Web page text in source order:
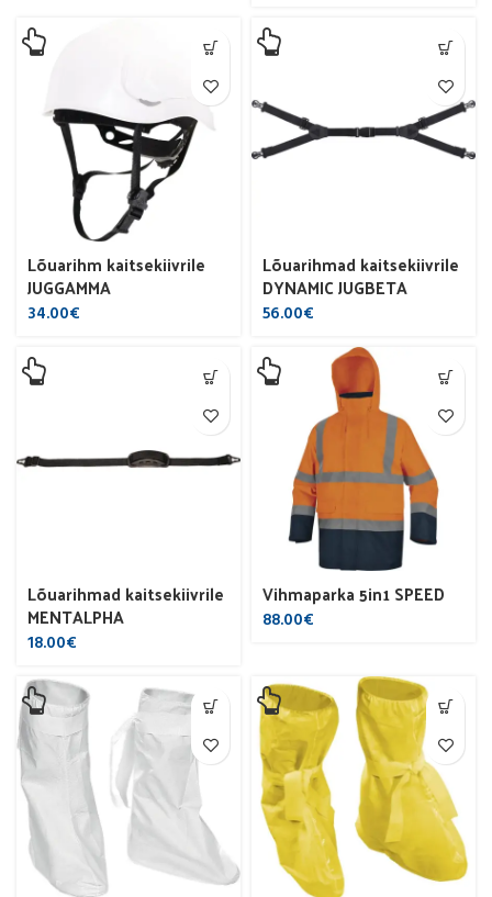
Lõuarihm kaitsekiivrile
JUGGAMMA
34.00€
Lõuarihmad kaitsekiivrile
DYNAMIC JUGBETA
56.00€
Lõuarihmad kaitsekiivrile
MENTALPHA
18.00€
Vihmaparka 5in1 SPEED
88.00€